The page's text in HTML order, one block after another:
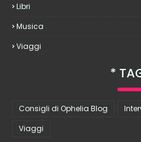
Libri
Musica
Viaggi
Consigli di Ophelia Blog
Viaggi